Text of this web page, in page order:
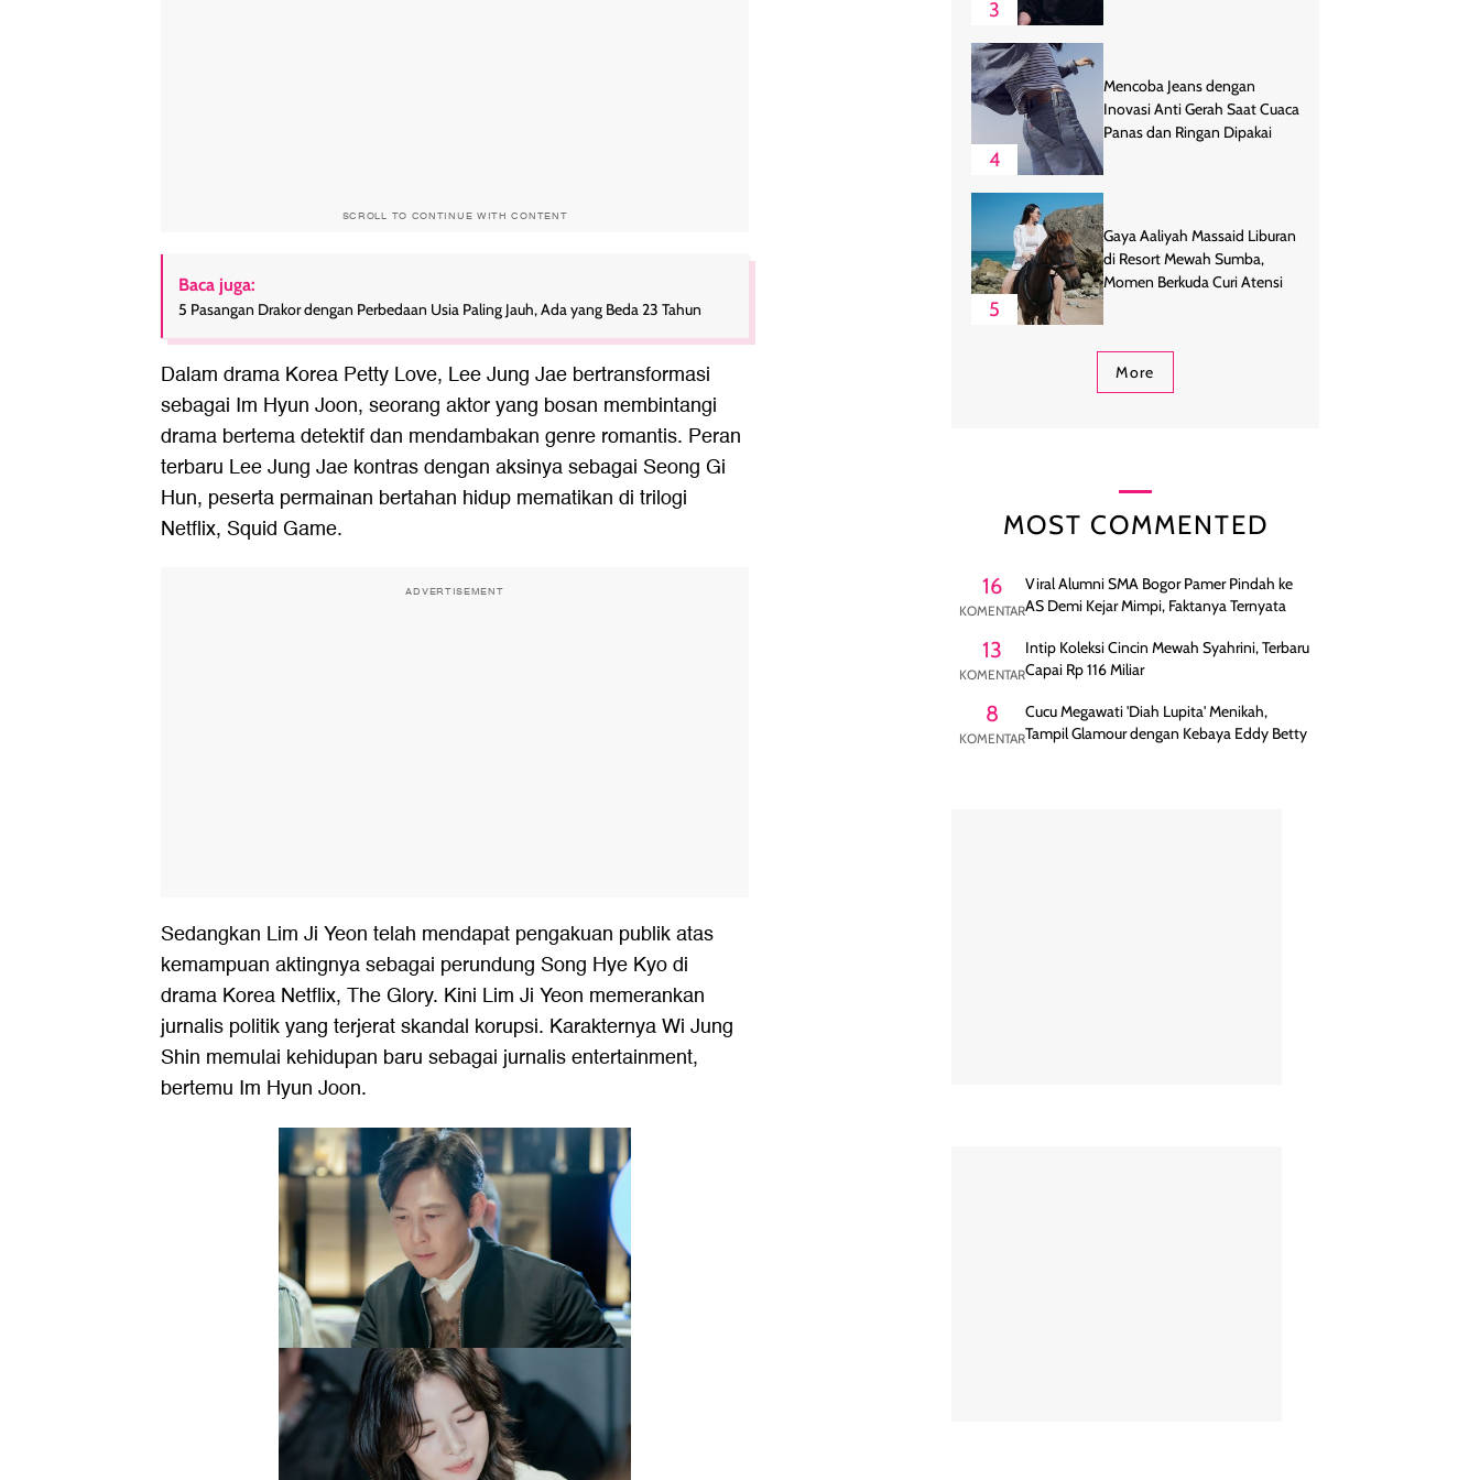
SCROLL TO CONTINUE WITH CONTENT
Baca juga:
5 Pasangan Drakor dengan Perbedaan Usia Paling Jauh, Ada yang Beda 23 Tahun
Dalam drama Korea Petty Love, Lee Jung Jae bertransformasi
sebagai Im Hyun Joon, seorang aktor yang bosan membintangi
drama bertema detektif dan mendambakan genre romantis. Peran
terbaru Lee Jung Jae kontras dengan aksinya sebagai Seong Gi
Hun, peserta permainan bertahan hidup mematikan di trilogi
Netflix, Squid Game.
ADVERTISEMENT
Sedangkan Lim Ji Yeon telah mendapat pengakuan publik atas
kemampuan aktingnya sebagai perundung Song Hye Kyo di
drama Korea Netflix, The Glory. Kini Lim Ji Yeon memerankan
jurnalis politik yang terjerat skandal korupsi. Karakternya Wi Jung
Shin memulai kehidupan baru sebagai jurnalis entertainment,
bertemu Im Hyun Joon.
3
4
Mencoba Jeans dengan
Inovasi Anti Gerah Saat Cuaca
Panas dan Ringan Dipakai
5
Gaya Aaliyah Massaid Liburan
di Resort Mewah Sumba,
Momen Berkuda Curi Atensi
More
MOST COMMENTED
16
KOMENTAR
Viral Alumni SMA Bogor Pamer Pindah ke
AS Demi Kejar Mimpi, Faktanya Ternyata
13
KOMENTAR
Intip Koleksi Cincin Mewah Syahrini, Terbaru
Capai Rp 116 Miliar
8
KOMENTAR
Cucu Megawati 'Diah Lupita' Menikah,
Tampil Glamour dengan Kebaya Eddy Betty